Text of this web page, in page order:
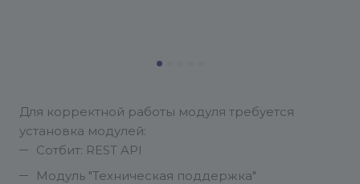
Для корректной работы модуля требуется
установка модулей:
Сотбит: REST API
Модуль "Техническая поддержка"